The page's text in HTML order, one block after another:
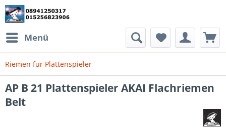
Menü
Riemen für Plattenspieler
AP B 21 Plattenspieler AKAI Flachriemen
Belt